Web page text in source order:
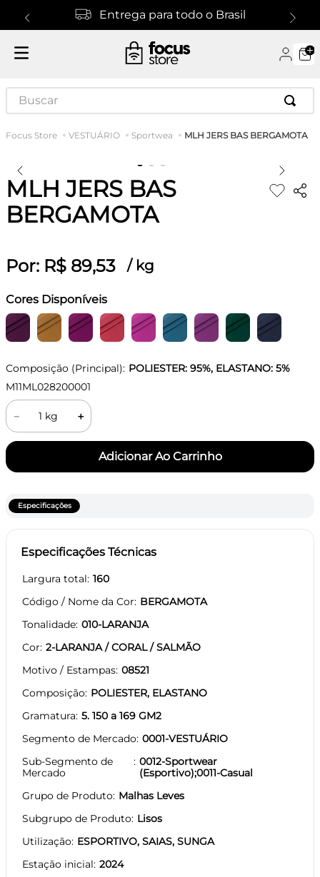
Entrega para todo o Brasil
Buscar
VESTUÁRIO Sportwea MLH JERS BAS BERGAMOTA
MLH JERS BAS
BERGAMOTA
Por: R$ 89,53 / kg
Cores Disponíveis
Composição (Principal): POLIESTER: 95%, ELASTANO: 5%
M11ML028200001
＋
－
Especificações
Especificações Técnicas
Largura total 160
Código / Nome da Cor BERGAMOTA
Tonalidade 010-LARANJA
Cor 2-LARANJA / CORAL / SALMÃO
Motivo / Estampas 08521
Composição POLIESTER, ELASTANO
Gramatura 5. 150 a 169 GM2
Segmento de Mercado 0001-VESTUÁRIO
Sub-Segmento de
Mercado
0012-Sportwear
(Esportivo);0011-Casual
Grupo de Produto Malhas Leves
Subgrupo de Produto Lisos
Utilização ESPORTIVO, SAIAS, SUNGA
Estação inicial 2024